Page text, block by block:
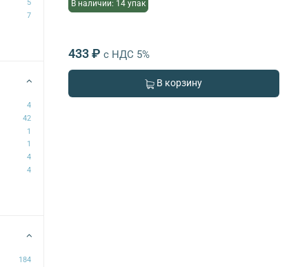
В наличии: 14 упак
433 ₽ с НДС 5%
В корзину
5
7
4
42
1
1
4
4
184